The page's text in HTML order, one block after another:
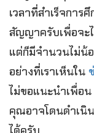
เวลาที่สำเร็จกา
สัญญาครับเพื่อจะ
แต่ก็มีจำนวนไม่น้
อย่างที่เราเห็นใน
ไม่ขอแนะนำเพื่อ
คุณอาจโดนดำเนิ